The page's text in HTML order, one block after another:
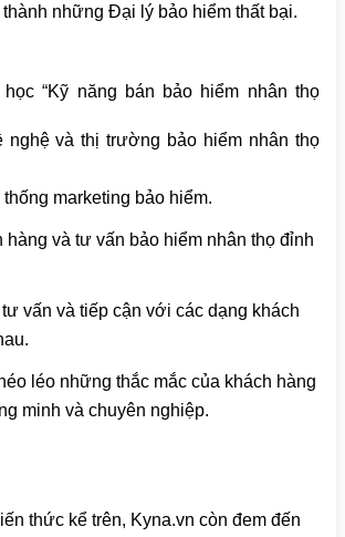
những Đại lý bảo hiểm thất bại.
“Kỹ năng bán bảo hiểm nhân thọ
nghệ và thị trường bảo hiểm nhân thọ
marketing bảo hiểm.
hàng và tư vấn bảo hiểm nhân thọ đỉnh
vấn và tiếp cận với các dạng khách
léo những thắc mắc của khách hàng
minh và chuyên nghiệp.
thức kể trên, Kyna.vn còn đem đến